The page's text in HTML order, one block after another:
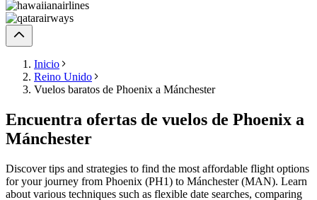
Inicio
Reino Unido
Vuelos baratos de Phoenix a Mánchester
Encuentra ofertas de vuelos de Phoenix a
Mánchester
Discover tips and strategies to find the most affordable flight options
for your journey from Phoenix (PH1) to Mánchester (MAN). Learn
about various techniques such as flexible date searches, comparing